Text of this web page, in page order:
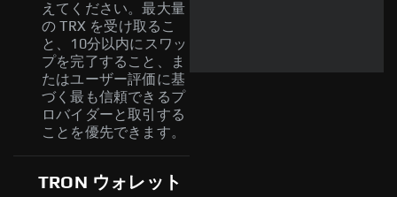
えてください。最大量
の TRX を受け取るこ
と、10分以内にスワッ
プを完了すること、ま
たはユーザー評価に基
づく最も信頼できるプ
ロバイダーと取引する
ことを優先できます。
TRON ウォレット